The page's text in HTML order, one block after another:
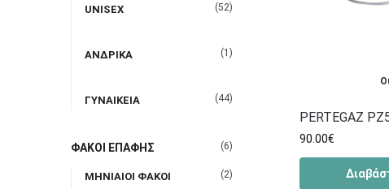
PERTEGAZ
90.00€
UNISEX (52)
ΑΝΔΡΙΚΑ (1)
ΓΥΝΑΙΚΕΙΑ (44)
ΦΑΚΟΙ ΕΠΑΦΗΣ (6)
ΜΗΝΙΑΙΟΙ ΦΑΚΟΙ
(2)